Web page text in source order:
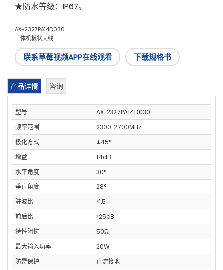
★防水等级：IP67。
AX-2327PA14D030
一体机板状天线
联系草莓视频APP在线观看 下载规格书
产品详情 咨询
型号
AX-2327PA14D030
频率范围
2300-2700MHz
极化方式
±45°
增益
14dBi
水平角度
30°
垂直角度
28°
驻波比
≤1.5
前后比
≥25dB
特性阻抗
50Ω
最大输入功率
20W
防雷保护
直流接地